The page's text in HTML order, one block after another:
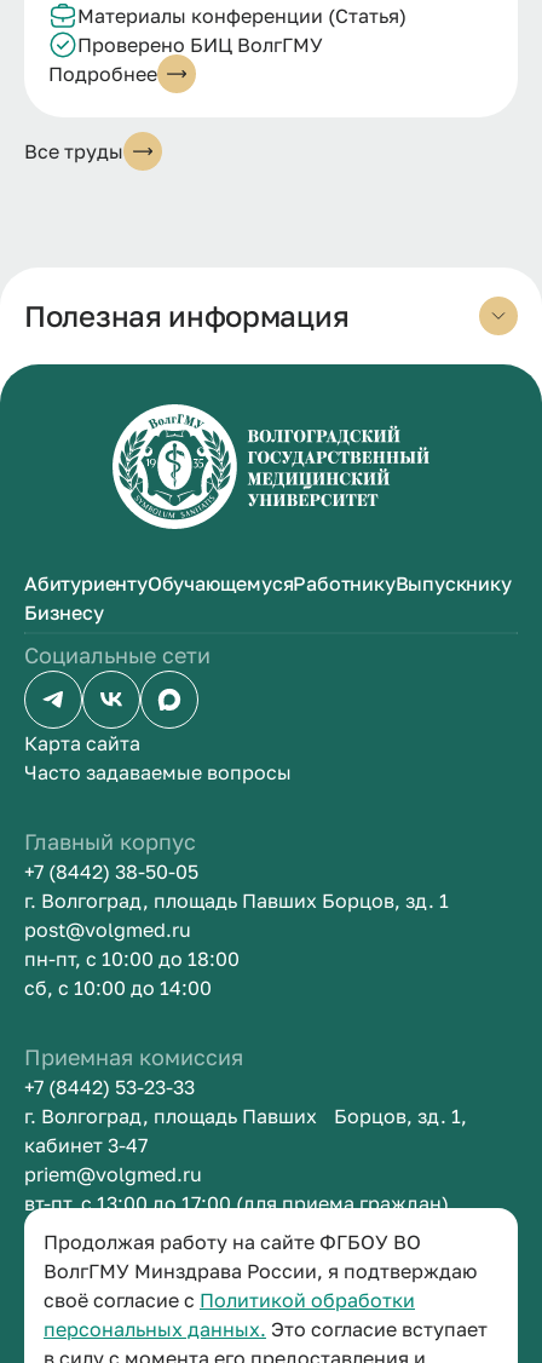
Продолжая работу на сайте ФГБОУ ВО
ВолгГМУ Минздрава России, я подтверждаю
своё согласие с Политикой обработки
персональных данных. Это согласие вступает
в силу с момента его предоставления и
Материалы конференции (Статья)
Проверено БИЦ ВолгГМУ
Подробнее
Все труды
Полезная информация
АбитуриентуОбучающемусяРаботникуВыпускнику
Бизнесу
Социальные сети
Карта сайта
Часто задаваемые вопросы
Главный корпус
+7 (8442) 38-50-05
г. Волгоград, площадь Павших Борцов, зд. 1
post@volgmed.ru
пн-пт, с 10:00 до 18:00
сб, с 10:00 до 14:00
Приемная комиссия
+7 (8442) 53-23-33
г. Волгоград, площадь Павших Борцов, зд. 1,
кабинет 3-47
priem@volgmed.ru
вт-пт, с 13:00 до 17:00 (для приема граждан)
Приемная ректора
+7 (8442) 38-50-05
г. Волгоград, площадь Павших Борцов, зд. 1,